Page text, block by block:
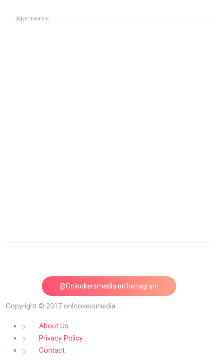
Advertisement
@Onlookersmedia on Instagram
Follow on Instagram
Copyright © 2017 onlookersmedia.
About Us
Privacy Policy
Contact